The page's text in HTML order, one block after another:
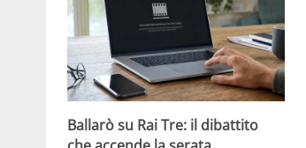
Ballarò su Rai Tre: il dibattito